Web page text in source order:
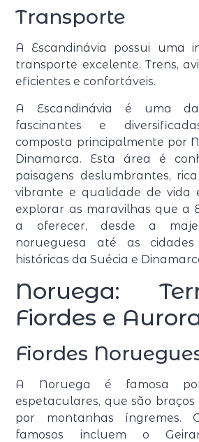
Transporte
A Escandinávia possui uma
transporte excelente. Trens,
eficientes e confortáveis.
A Escandinávia é uma
fascinantes e
composta principalmente por
Dinamarca. Esta área é
paisagens deslumbrantes,
vibrante e qualidade de vida
explorar as maravilhas que a
a oferecer, desde a
norueguesa até as cidades
históricas da Suécia e
Noruega:
Fiordes e
Fiordes
A Noruega é famosa
espetaculares, que são
por montanhas íngremes.
famosos incluem o